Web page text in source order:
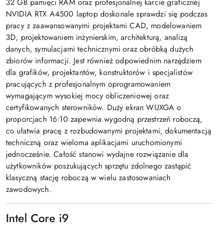
NVIDIA RTX A4500 laptop doskonale sprawdzi się podczas
pracy z zaawansowanymi projektami CAD, modelowaniem
3D, projektowaniem inżynierskim, architekturą, analizą
danych, symulacjami technicznymi oraz obróbką dużych
zbiorów informacji. Jest również odpowiednim narzędziem
dla grafików, projektantów, konstruktorów i specjalistów
pracujących z profesjonalnym oprogramowaniem
wymagającym wysokiej mocy obliczeniowej oraz
certyfikowanych sterowników. Duży ekran WUXGA o
proporcjach 16:10 zapewnia wygodną przestrzeń roboczą,
co ułatwia pracę z rozbudowanymi projektami, dokumentacją
techniczną oraz wieloma aplikacjami uruchomionymi
jednocześnie. Całość stanowi wydajne rozwiązanie dla
użytkowników poszukujących sprzętu zdolnego zastąpić
klasyczną stację roboczą w wielu zastosowaniach
zawodowych.
Intel Core i9